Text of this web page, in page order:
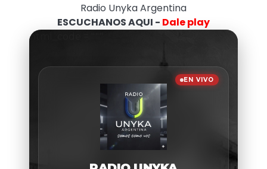
Radio Unyka Argentina
ESCUCHANOS AQUI - Dale play